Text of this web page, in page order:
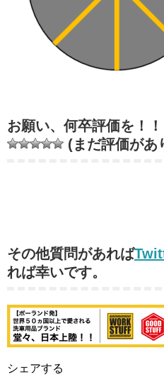
お願い、何卒評価を！！
(まだ評価があ
その他質問があれば
れば幸いです。
シェアする